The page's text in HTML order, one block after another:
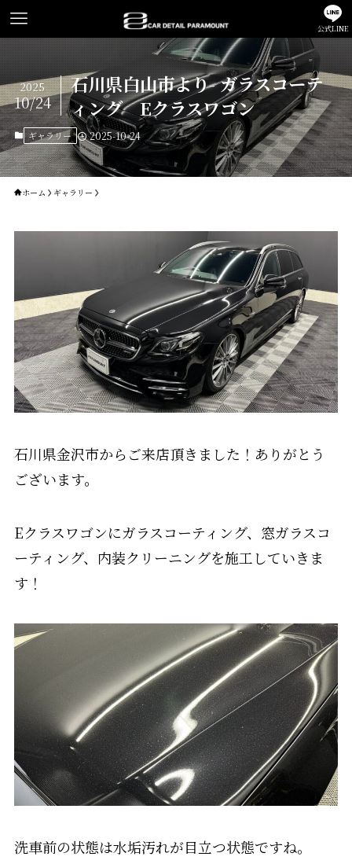
公式LINE
石川県白山市より- ガラスコーテ
ィング Eクラスワゴン
2025
10/24
ギャラリー 2025-10-24
ホーム ギャラリー
石川県金沢市からご来店頂きました！ありがとう
ございます。
Eクラスワゴンにガラスコーティング、窓ガラスコ
ーティング、内装クリーニングを施工していきま
す！
洗車前の状態は水垢汚れが目立つ状態ですね。